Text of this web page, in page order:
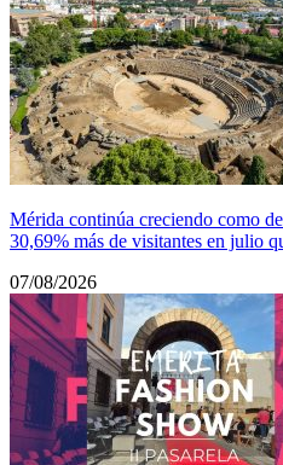
Mérida continúa creciendo como
30,69% más de visitantes en julio
07/08/2026